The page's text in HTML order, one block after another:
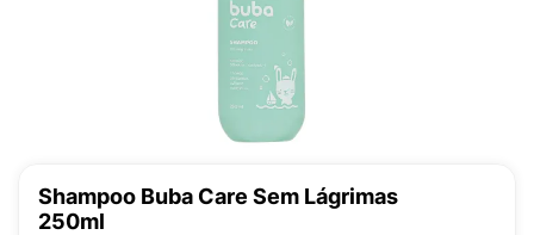
Shampoo Buba Care Sem Lágrimas
250ml